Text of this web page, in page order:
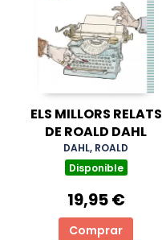
ELS MILLORS RELATS
DE ROALD DAHL
DAHL, ROALD
Disponible
19,95 €
Comprar